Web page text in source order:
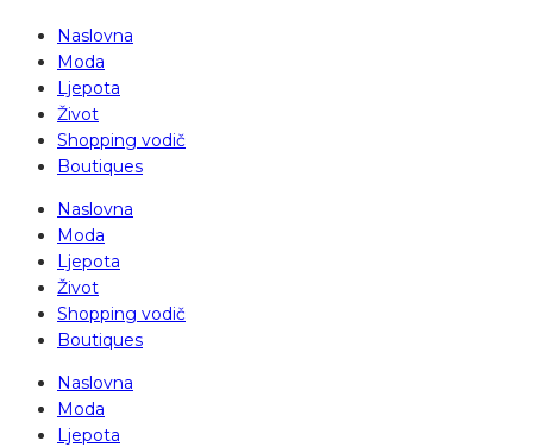
Naslovna
Moda
Ljepota
Život
Shopping vodič
Boutiques
Naslovna
Moda
Ljepota
Život
Shopping vodič
Boutiques
Naslovna
Moda
Ljepota